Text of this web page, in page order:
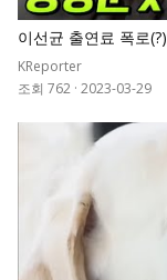
이선균 출연료 폭로
딜 넣는 이선균X장항
KReporter
조회 762 · 2023-03-29